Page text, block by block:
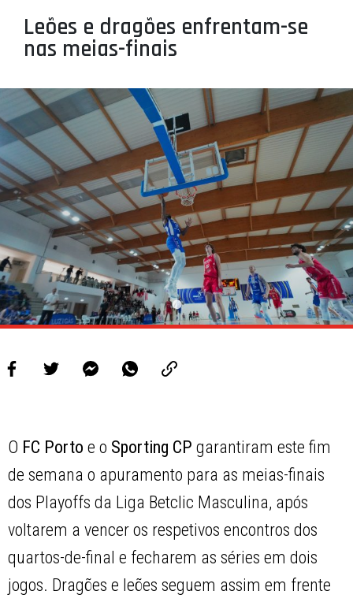
Leões e dragões enfrentam-se
nas meias-finais
O FC Porto e o Sporting CP garantiram este fim
de semana o apuramento para as meias-finais
dos Playoffs da Liga Betclic Masculina, após
voltarem a vencer os respetivos encontros dos
quartos-de-final e fecharem as séries em dois
jogos. Dragões e leões seguem assim em frente